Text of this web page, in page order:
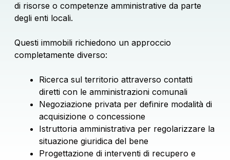
di risorse o competenze amministrative da parte
degli enti locali.
Questi immobili richiedono un approccio
completamente diverso:
Ricerca sul territorio attraverso contatti
diretti con le amministrazioni comunali
Negoziazione privata per definire modalità di
acquisizione o concessione
Istruttoria amministrativa per regolarizzare la
situazione giuridica del bene
Progettazione di interventi di recupero e